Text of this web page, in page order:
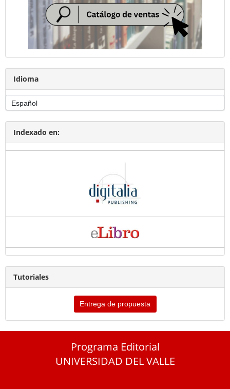
Idioma
Indexado en:
Tutoriales
Entrega de propuesta
Programa Editorial
UNIVERSIDAD DEL VALLE